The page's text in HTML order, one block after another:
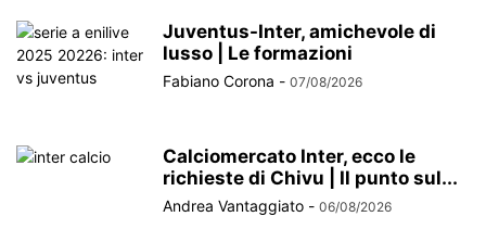
Juventus-Inter, amichevole di
lusso | Le formazioni
Fabiano Corona - 07/08/2026
Calciomercato Inter, ecco le
richieste di Chivu | Il punto sul...
Andrea Vantaggiato - 06/08/2026